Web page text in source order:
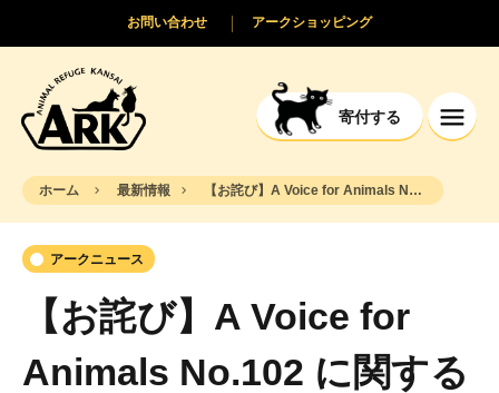
寄付する
アークショッピング
お問い合わせ
ホーム 最新情報 【お詫び】A Voice for Animals No.102 に関するお詫びと訂正
アークニュース
【お詫び】A Voice for
Animals No.102 に関する